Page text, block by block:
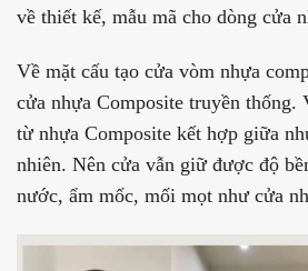
về thiết kế, mẫu mã cho dòng cửa
Về mặt cấu tạo cửa vòm nhựa
cửa nhựa Composite truyền thống.
từ nhựa Composite kết hợp giữa
nhiên. Nên cửa vẫn giữ được độ
nước, ẩm mốc, mối mọt như cửa